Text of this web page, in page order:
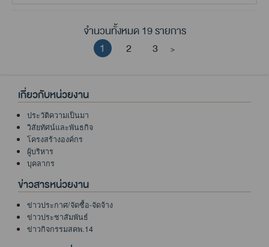
จำนวนทั้งหมด 19 รายการ
1
2 3 >
เกี่ยวกับหน่วยงาน
ประวัติความเป็นมา
วิสัยทัศน์และพันธกิจ
โครงสร้างองค์กร
ผู้บริหาร
บุคลากร
ข่าวสารหน่วยงาน
ข่าวประกาศ/จัดซื้อ-จัดจ้าง
ข่าวประชาสัมพันธ์
ข่าวกิจกรรมสคพ.14